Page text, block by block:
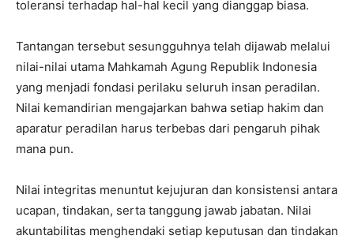
toleransi terhadap hal-hal kecil yang dianggap biasa.
Tantangan tersebut sesungguhnya telah dijawab melalui
nilai-nilai utama Mahkamah Agung Republik Indonesia
yang menjadi fondasi perilaku seluruh insan peradilan.
Nilai kemandirian mengajarkan bahwa setiap hakim dan
aparatur peradilan harus terbebas dari pengaruh pihak
mana pun.
Nilai integritas menuntut kejujuran dan konsistensi antara
ucapan, tindakan, serta tanggung jawab jabatan. Nilai
akuntabilitas menghendaki setiap keputusan dan tindakan